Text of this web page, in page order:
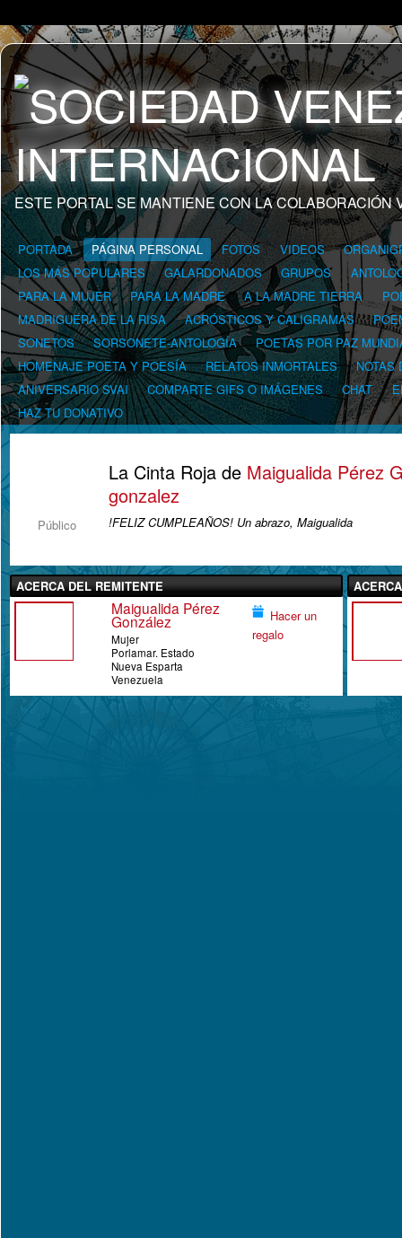
ESTE PORTAL SE MANTIENE CON LA COLABORACIÓN
PORTADA PÁGINA PERSONAL FOTOS VIDEOS
LOS MÁS POPULARES
GALARDONADOS GRUPOS
PARA LA MUJER
PARA LA MADRE A LA MADRE TIERRA
MADRIGUERA DE LA RISA
ACRÓSTICOS Y CALIGRAMAS
SONETOS
SORSONETE-ANTOLOGÍA
POETAS POR PAZ
HOMENAJE POETA Y POESÍA
RELATOS INMORTALES
NOTAS
ANIVERSARIO SVAI
COMPARTE GIFS O IMÁGENES CHAT
HAZ TU DONATIVO
Público
La Cinta Roja de Maigualida Pérez
gonzalez
!FELIZ CUMPLEAÑOS! Un abrazo, Maigualida
ACERCA DEL REMITENTE
Maigualida Pérez
González
Mujer
Porlamar. Estado
Nueva Esparta
Venezuela
Hacer un
regalo